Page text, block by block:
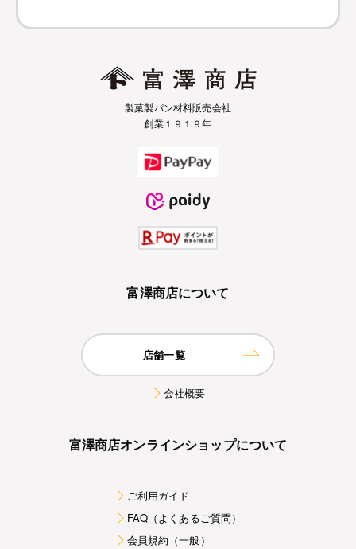
製菓製パン材料販売会社
創業１９１９年
富澤商店について
店舗一覧
会社概要
富澤商店オンラインショップについて
ご利用ガイド
FAQ（よくあるご質問）
会員規約（一般）